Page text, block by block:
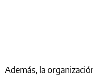
Además, la